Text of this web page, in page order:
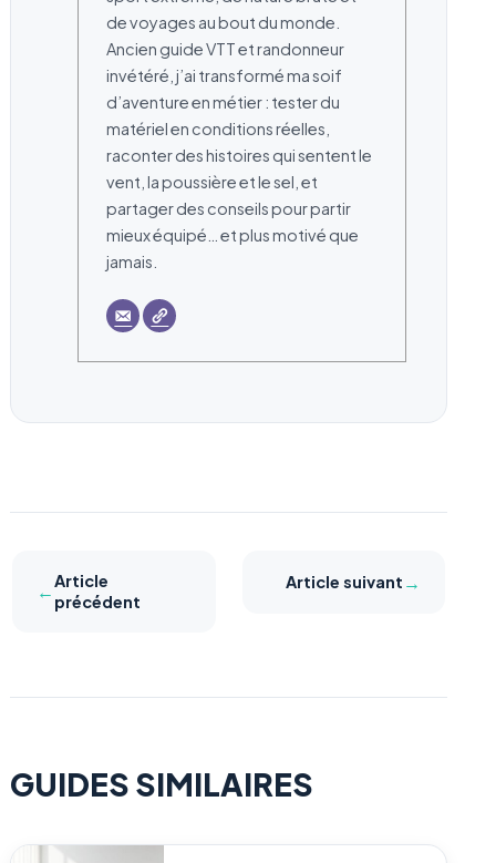
de voyages au bout du monde.
Ancien guide VTT et randonneur
invétéré, j’ai transformé ma soif
d’aventure en métier : tester du
matériel en conditions réelles,
raconter des histoires qui sentent le
vent, la poussière et le sel, et
partager des conseils pour partir
mieux équipé… et plus motivé que
jamais.
←Article
précédent
Article suivant →
GUIDES SIMILAIRES